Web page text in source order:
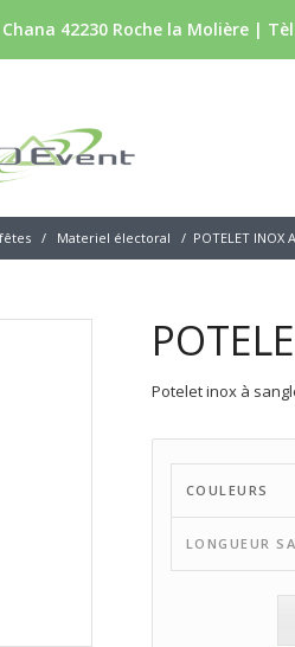
42230 Roche la Molière |
/ Materiel électoral / POTELET INOX
Potelet inox à
COULEURS
LONGUEUR